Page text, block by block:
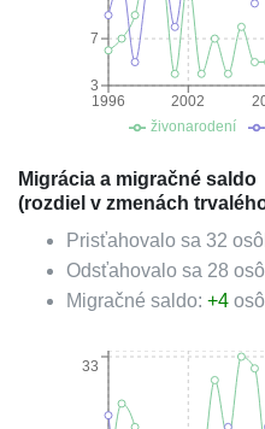
1996 2002
3
7
živonarodení
Migrácia a migračné saldo
(rozdiel v zmenách
Prisťahovalo sa 32
Odsťahovalo sa 28
Migračné saldo: +4
33